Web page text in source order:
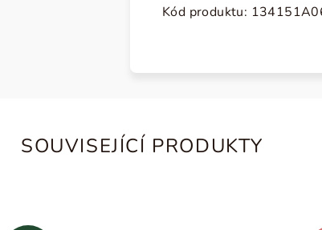
Kód produktu:
SOUVISEJÍCÍ PRODUKTY